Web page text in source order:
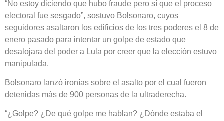
“No estoy diciendo que hubo fraude pero sí que el proceso
electoral fue sesgado”, sostuvo Bolsonaro, cuyos
seguidores asaltaron los edificios de los tres poderes el 8 de
enero pasado para intentar un golpe de estado que
desalojara del poder a Lula por creer que la elección estuvo
manipulada.
Bolsonaro lanzó ironías sobre el asalto por el cual fueron
detenidas más de 900 personas de la ultraderecha.
“¿Golpe? ¿De qué golpe me hablan? ¿Dónde estaba el